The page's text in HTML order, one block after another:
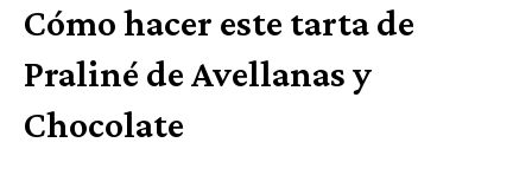
Cómo hacer este tarta de
Praliné de Avellanas y
Chocolate